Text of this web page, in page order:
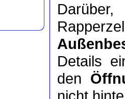
Details
den